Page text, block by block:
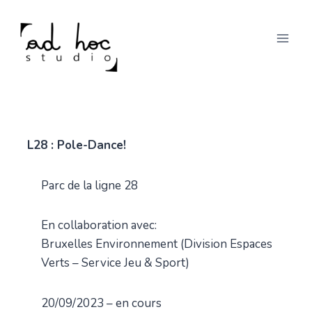
content
L28 : Pole-Dance!
Parc de la ligne 28
En collaboration avec:
Bruxelles Environnement (Division Espaces
Verts – Service Jeu & Sport)
20/09/2023 – en cours